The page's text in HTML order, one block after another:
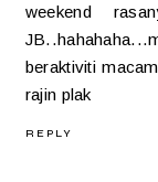
weekend
beraktiviti
rajin plak
REPLY